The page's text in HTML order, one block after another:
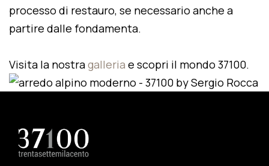
processo di restauro, se necessario anche a
partire dalle fondamenta.
Visita la nostragalleria e scopri il mondo 37100.